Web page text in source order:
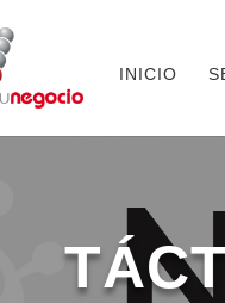
INICIO